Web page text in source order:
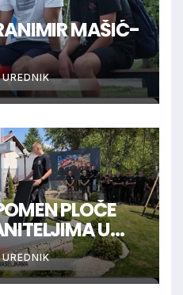
MAŠIĆ-
UREDNIK
PLOČE
U
UREDNIK